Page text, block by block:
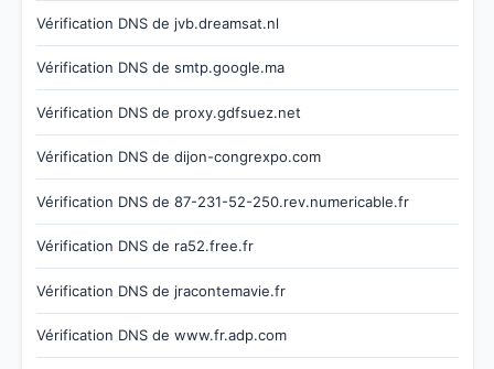
Vérification DNS de jvb.dreamsat.nl
Vérification DNS de smtp.google.ma
Vérification DNS de proxy.gdfsuez.net
Vérification DNS de dijon-congrexpo.com
Vérification DNS de 87-231-52-250.rev.numericable.fr
Vérification DNS de ra52.free.fr
Vérification DNS de jracontemavie.fr
Vérification DNS de www.fr.adp.com